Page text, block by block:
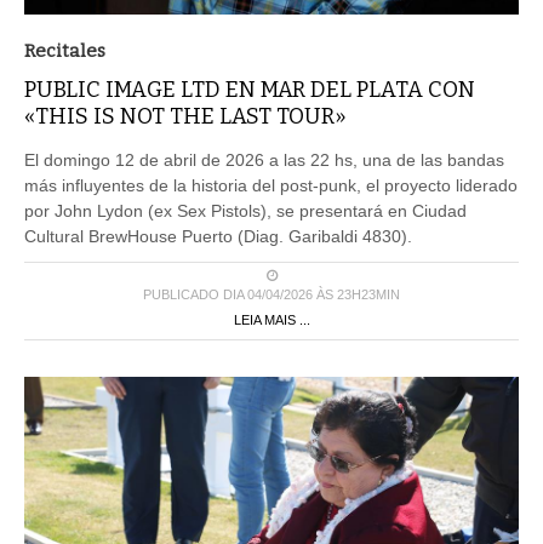
Recitales
PUBLIC IMAGE LTD EN MAR DEL PLATA CON
«THIS IS NOT THE LAST TOUR»
El domingo 12 de abril de 2026 a las 22 hs, una de las bandas
más influyentes de la historia del post-punk, el proyecto liderado
por John Lydon (ex Sex Pistols), se presentará en Ciudad
Cultural BrewHouse Puerto (Diag. Garibaldi 4830).
PUBLICADO DIA 04/04/2026 ÀS 23H23MIN
LEIA MAIS ...